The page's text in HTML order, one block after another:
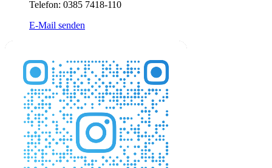
Telefon: 0385 7418-110
E-Mail senden